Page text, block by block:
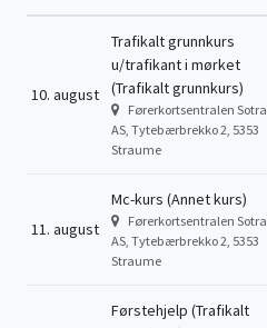
10. august
Trafikalt grunnkurs
u/trafikant i mørket
(Trafikalt grunnkurs)
Førerkortsentralen Sotra
AS, Tytebærbrekko 2, 5353
Straume
11. august
Mc-kurs (Annet kurs)
Førerkortsentralen Sotra
AS, Tytebærbrekko 2, 5353
Straume
Førstehjelp (Trafikalt